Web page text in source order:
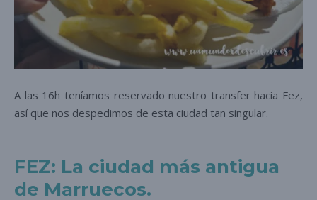
A las 16h teníamos reservado nuestro transfer hacia Fez,
así que nos despedimos de esta ciudad tan singular.
FEZ: La ciudad más antigua
de Marruecos.